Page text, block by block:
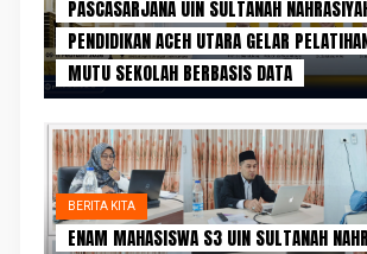
PASCASARJANA UIN SULTANAH
PENDIDIKAN ACEH UTARA GELAR
MUTU SEKOLAH BERBASIS DATA
BERITA KITA
ENAM MAHASISWA S3 UIN SULTANAH